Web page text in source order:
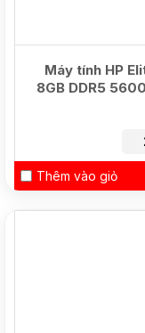
Máy tính HP
8GB DDR5
Thêm vào giỏ